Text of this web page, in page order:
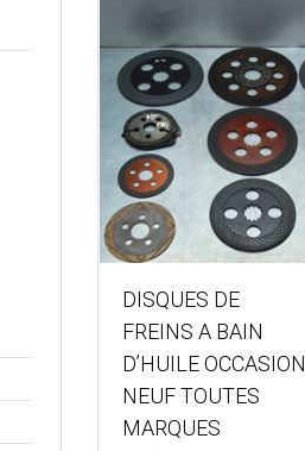
ancien
DISQUES DE
FREINS A BAIN
D’HUILE OCCASION
NEUF TOUTES
MARQUES